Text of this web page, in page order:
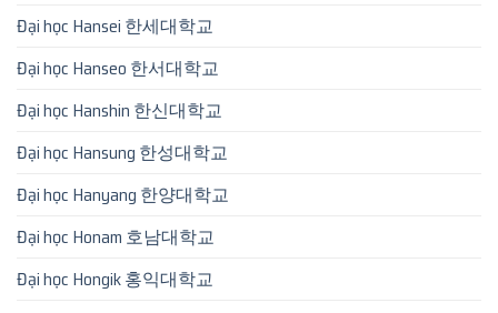
Đại học Hansei 한세대학교
Đại học Hanseo 한서대학교
Đại học Hanshin 한신대학교
Đại học Hansung 한성대학교
Đại học Hanyang 한양대학교
Đại học Honam 호남대학교
Đại học Hongik 홍익대학교